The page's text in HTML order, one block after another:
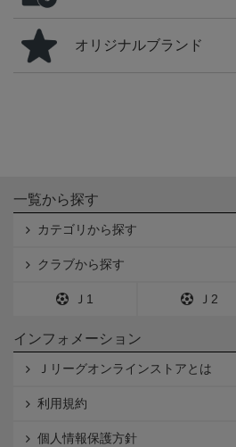
オリジナルブランド
一覧から探す
カテゴリから探す
クラブから探す
Ｊ1 Ｊ2
インフォメーション
Ｊリーグオンラインストアとは
利用規約
個人情報保護方針